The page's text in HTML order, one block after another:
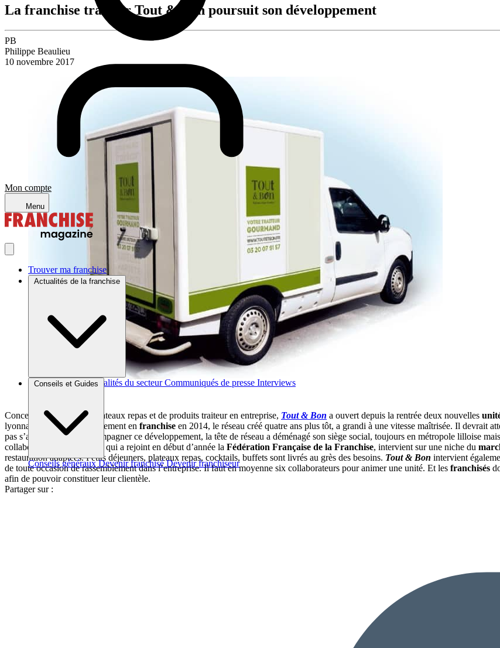
Mon compte
Menu
Trouver ma franchise
Actualités de la franchise
Brèves et actus Actualités du secteur Communiqués de presse Interviews
Conseils et Guides
Conseils généraux Devenir franchisé Devenir franchiseur
La franchise traiteur Tout & Bon poursuit son développement
PB
Philippe Beaulieu
10 novembre 2017
Concept de livraison de plateaux repas et de produits traiteur en entreprise, Tout & Bon a ouvert depuis la rentrée deux nouvelles
lyonnaise. Depuis son lancement en franchise en 2014, le réseau créé quatre ans plus tôt, a grandi à une vitesse maîtrisée. Il devrait
pas s’arrêter là. Pour accompagner ce développement, la tête de réseau a déménagé son siège social, toujours en métropole lilloise
collaborateurs. L’enseigne, qui a rejoint en début d’année la Fédération Française de la Franchise, intervient sur une niche du
restauration adaptées. Petits déjeuners, plateaux repas, cocktails, buffets sont livrés au grès des besoins. Tout & Bon intervient
de toute occasion de rassemblement dans l’entreprise. Il faut en moyenne six collaborateurs pour animer une unité. Et les franchisés
afin de pouvoir constituer leur clientèle.
Partager sur :